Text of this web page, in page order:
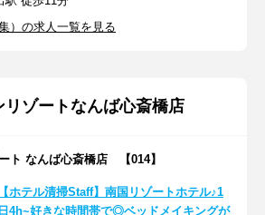
）の求人一覧を見る
ゾートなんば心斎橋店
ト なんば心斎橋店 【014】
【ホテル清掃Staff】南国リゾートホテル♪1
日4h~好きな時間帯で◎ベッドメイキングが